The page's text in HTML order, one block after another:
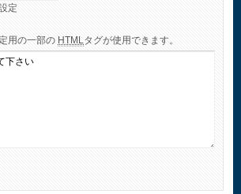
定
用の一部の HTML タグが使用できます。